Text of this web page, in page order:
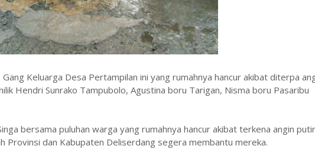
Keluarga Desa Pertampilan ini yang rumahnya hancur akibat diterpa
Hendri Sunrako Tampubolo, Agustina boru Tarigan, Nisma boru Pasaribu
bersama puluhan warga yang rumahnya hancur akibat terkena angin
Provinsi dan Kabupaten Deliserdang segera membantu mereka.